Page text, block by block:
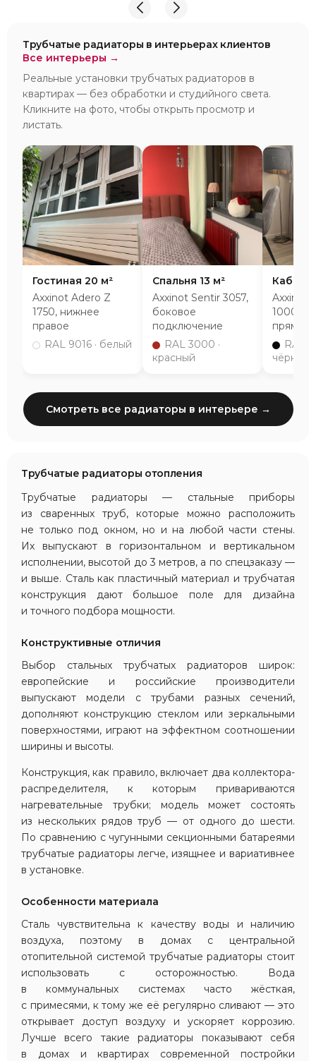
И надеюсь наши чудесные радиаторы будут греть
Трубчатые радиаторы в интерьерах клиентов
Все интерьеры →
Реальные установки трубчатых радиаторов в
квартирах — без обработки и студийного света.
Кликните на фото, чтобы открыть просмотр и
листать.
Гостиная 20 м²
Axxinot Adero Z
1750, нижнее
правое
RAL 9016 · белый
Спальня 13 м²
Axxinot Sentir 3057,
боковое
подключение
RAL 3000 ·
красный
Axxinot
1000,
прямое
RAL
чёрный
Смотреть все радиаторы в интерьере →
Трубчатые радиаторы отопления
Трубчатые радиаторы — стальные приборы
из сваренных труб, которые можно расположить
не только под окном, но и на любой части стены.
Их выпускают в горизонтальном и вертикальном
исполнении, высотой до 3 метров, а по спецзаказу —
и выше. Сталь как пластичный материал и трубчатая
конструкция дают большое поле для дизайна
и точного подбора мощности.
Конструктивные отличия
Выбор стальных трубчатых радиаторов широк:
европейские и российские производители
выпускают модели с трубами разных сечений,
дополняют конструкцию стеклом или зеркальными
поверхностями, играют на эффектном соотношении
ширины и высоты.
Конструкция, как правило, включает два коллектора-
распределителя, к которым привариваются
нагревательные трубки; модель может состоять
из нескольких рядов труб — от одного до шести.
По сравнению с чугунными секционными батареями
трубчатые радиаторы легче, изящнее и вариативнее
в установке.
Особенности материала
Сталь чувствительна к качеству воды и наличию
воздуха, поэтому в домах с центральной
отопительной системой трубчатые радиаторы стоит
использовать с осторожностью. Вода
в коммунальных системах часто жёсткая,
с примесями, к тому же её регулярно сливают — это
открывает доступ воздуху и ускоряет коррозию.
Лучше всего такие радиаторы показывают себя
в домах и квартирах современной постройки